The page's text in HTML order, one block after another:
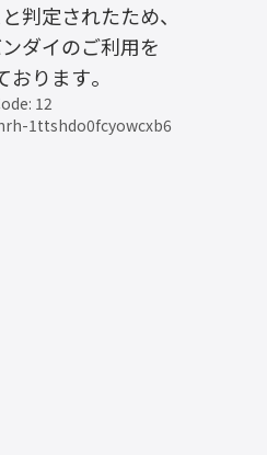
判定されたため、
ダイのご利用を
おります。
12
1ttshdo0fcyowcxb6